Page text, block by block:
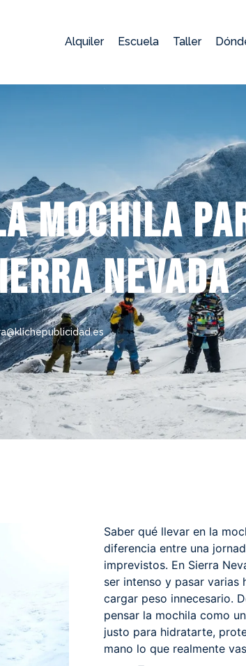
Alquiler Escuela Taller
mochila
Nevada
Saber qué llevar en la
diferencia entre una
imprevistos. En Sierra
ser intenso y pasar varias
cargar peso innecesario.
pensar la mochila como
justo para hidratarte,
mano lo que realmente